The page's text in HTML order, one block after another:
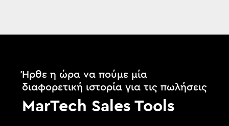
Ήρθε η ώρα να πούμε μία
διαφορετική ιστορία για τις πωλήσεις
MarTech Sales Tools